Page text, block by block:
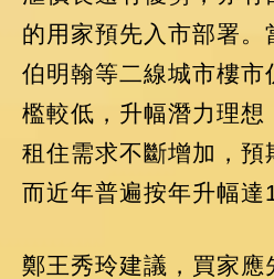
的用家預先入市部署。
伯明翰等二線城市樓市
檻較低，升幅潛力理想
租住需求不斷增加，預
而近年普遍按年升幅達
鄭王秀玲建議，買家應